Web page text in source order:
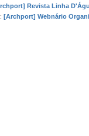
Revista Linha
[Archport] Webnário